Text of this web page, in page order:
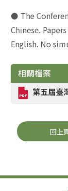
⚫ The
Chinese.
English. No
相關檔案
第五屆臺
回上